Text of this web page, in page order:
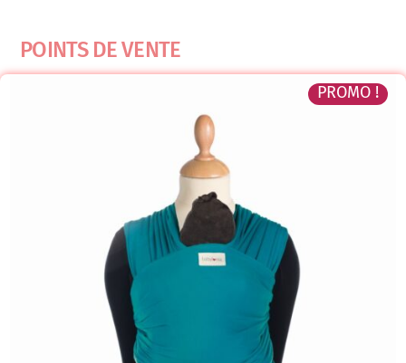
POINTS DE VENTE
PROMO !